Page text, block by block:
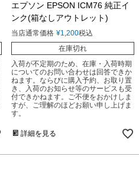
エプソン EPSON ICM76 純正イ
ンク(箱なしアウトレット)
当店通常価格 ¥1,200税込
在庫切れ
入荷が不定期のため、在庫・入荷時期
についてのお問い合わせは回答できか
ねます。ならびに購入予約、お取り置
き、入荷のお知らせ等のサービスも受
付できかねます。ご不便をおかけしま
すが、ご理解のほどお願い申し上げま
す。
詳細を見る